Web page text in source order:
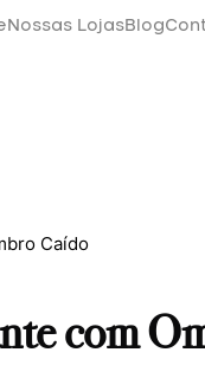
Nossas LojasBlog
Caído
com